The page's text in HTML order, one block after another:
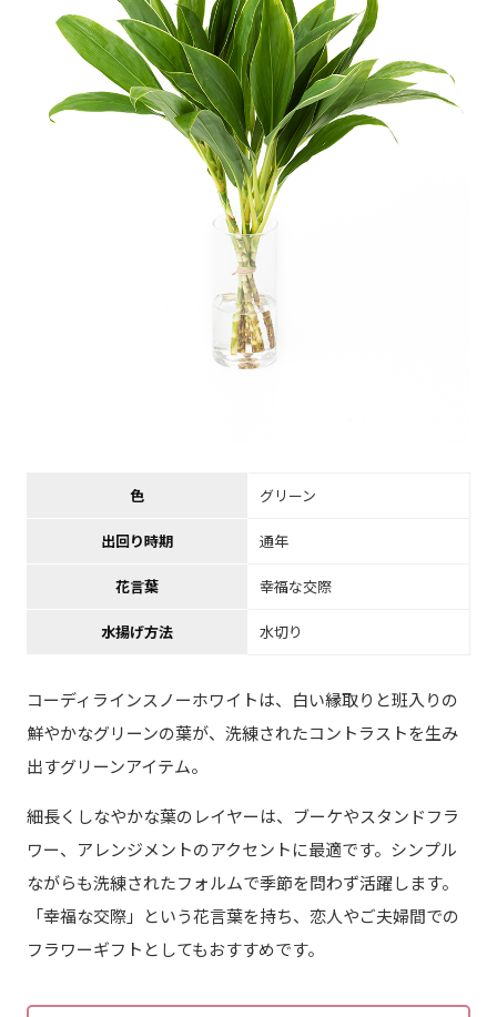
色 グリーン
出回り時期 通年
花言葉 幸福な交際
水揚げ方法 水切り
コーディラインスノーホワイトは、白い縁取りと班入りの
鮮やかなグリーンの葉が、洗練されたコントラストを生み
出すグリーンアイテム。
細長くしなやかな葉のレイヤーは、ブーケやスタンドフラ
ワー、アレンジメントのアクセントに最適です。シンプル
ながらも洗練されたフォルムで季節を問わず活躍します。
「幸福な交際」という花言葉を持ち、恋人やご夫婦間での
フラワーギフトとしてもおすすめです。